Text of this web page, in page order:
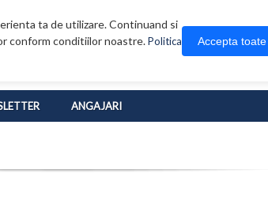
ta de utilizare. Continuand si
conform conditiilor noastre.Politica
Accepta toate
ANGAJARI